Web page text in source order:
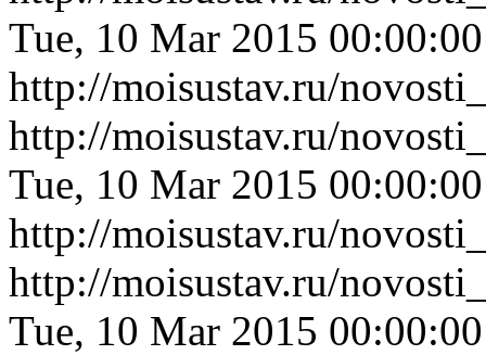
Tue, 10 Mar 2015
http://moisustav.ru/
http://moisustav.ru/
Tue, 10 Mar 2015
http://moisustav.ru/
http://moisustav.ru/
Tue, 10 Mar 2015